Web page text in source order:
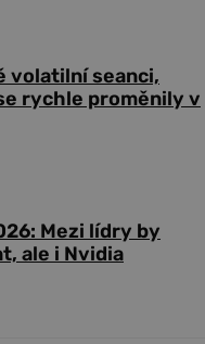
volatilní seanci,
rychle proměnily v
Mezi lídry by
ale i Nvidia